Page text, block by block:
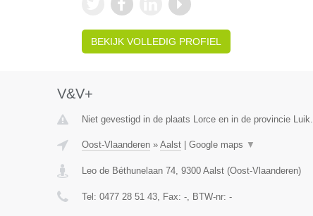
BEKIJK VOLLEDIG PROFIEL
V&V+
Niet gevestigd in de plaats Lorce en in de provincie Luik.
Oost-Vlaanderen» Aalst| Google maps ▼
Leo de Béthunelaan 74, 9300 Aalst(Oost-Vlaanderen)
Tel: 0477 28 51 43, Fax: -, BTW-nr: -